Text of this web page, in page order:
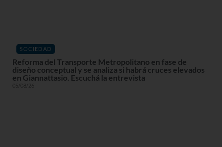
SOCIEDAD
Reforma del Transporte Metropolitano en fase de
diseño conceptual y se analiza si habrá cruces elevados
en Giannattasio. Escuchá la entrevista
05/08/26